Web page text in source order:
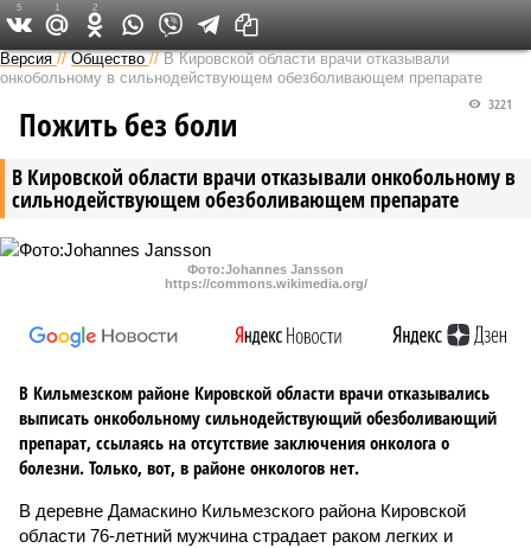
Версия в Кирове
Версия //Общество //В Кировской области врачи отказывали
онкобольному в сильнодействующем обезболивающем препарате
В Кировской области врачи отказывали онкобольному в
сильнодействующем обезболивающем препарате
3221
Пожить без боли
Фото:Johannes Jansson
https://commons.wikimedia.org/
В Кильмезском районе Кировской области врачи отказывались
выписать онкобольному сильнодействующий обезболивающий
препарат, ссылаясь на отсутствие заключения онколога о
болезни. Только, вот, в районе онкологов нет.
В деревне Дамаскино Кильмезского района Кировской
области 76-летний мужчина страдает раком легких и
5 1 2